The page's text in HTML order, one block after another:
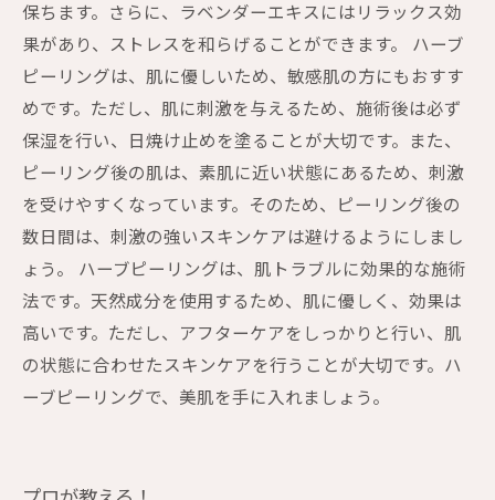
保ちます。さらに、ラベンダーエキスにはリラックス効
果があり、ストレスを和らげることができます。 ハーブ
ピーリングは、肌に優しいため、敏感肌の方にもおすす
めです。ただし、肌に刺激を与えるため、施術後は必ず
保湿を行い、日焼け止めを塗ることが大切です。また、
ピーリング後の肌は、素肌に近い状態にあるため、刺激
を受けやすくなっています。そのため、ピーリング後の
数日間は、刺激の強いスキンケアは避けるようにしまし
ょう。 ハーブピーリングは、肌トラブルに効果的な施術
法です。天然成分を使用するため、肌に優しく、効果は
高いです。ただし、アフターケアをしっかりと行い、肌
の状態に合わせたスキンケアを行うことが大切です。ハ
ーブピーリングで、美肌を手に入れましょう。